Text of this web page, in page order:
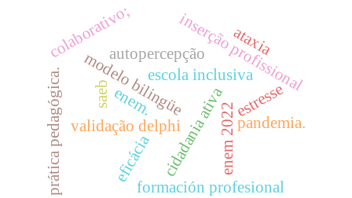
escola inclusiva
modelo bilingüe
validação delphicidadania ativa
inserção profissional
enem 2022
formación profesional
autopercepção
estresse
colaborativo; ataxia
eficácia
enem.
saeb
prática pedagógica. pandemia.